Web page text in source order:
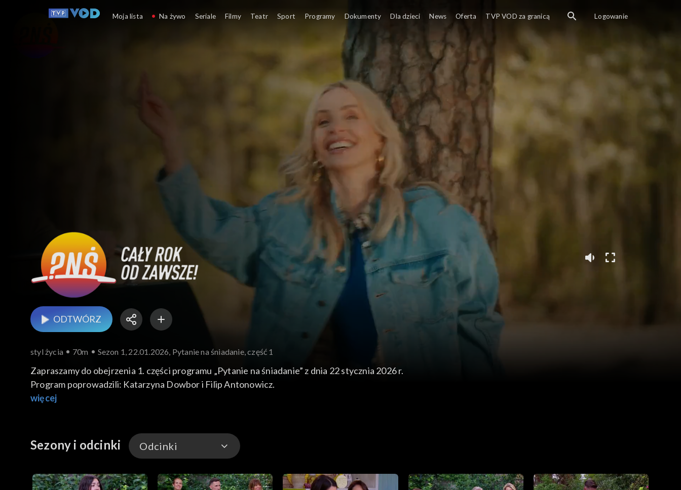
ODTWÓRZ
styl życia 70m Sezon 1, 22.01.2026, Pytanie na śniadanie, część 1
Zapraszamy do obejrzenia 1. części programu „Pytanie na śniadanie” z dnia 22 stycznia 2026 r.
Program poprowadzili: Katarzyna Dowbor i Filip Antonowicz.
więcej
Sezony i odcinki Odcinki
Kuchnia
Moja lista Na żywo Seriale Filmy Teatr Sport Programy Dokumenty Dla dzieci News Oferta TVP VOD za granicą Logowanie